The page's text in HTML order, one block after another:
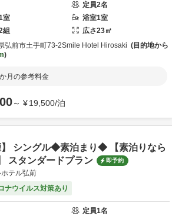
定員2名
室 浴室1室
組 広さ23㎡
弘前市土手町73-2Smile Hotel Hirosaki
目的地から
月の参考料金
～ ¥19,500/泊
】 シングル◆素泊まり◆ 【素泊りなら
スタンダードプラン
即予約
テル弘前
ナウイルス対策あり
定員1名